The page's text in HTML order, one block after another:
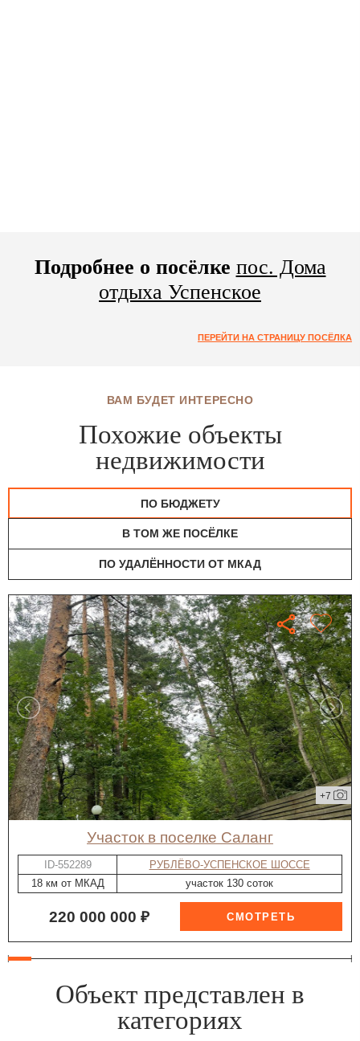
Подробнее о посёлке пос. Дома
отдыха Успенское
ПЕРЕЙТИ НА СТРАНИЦУ ПОСЁЛКА
ВАМ БУДЕТ ИНТЕРЕСНО
Похожие объекты
недвижимости
ПО БЮДЖЕТУ
В ТОМ ЖЕ ПОСЁЛКЕ
ПО УДАЛЁННОСТИ ОТ МКАД
+7
участок в поселке Саланг
ID-552289
РУБЛЁВО-УСПЕНСКОЕ ШОССЕ
18 км от МКАД
участок 130 соток
220 000 000 ₽
Объект представлен в
категориях